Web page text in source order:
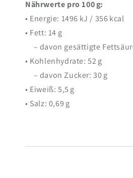
Nährwerte pro 100 g:
• Energie: 1496 kJ / 356 kcal
• Fett: 14 g
– davon gesättigte
• Kohlenhydrate: 52 g
– davon Zucker: 30 g
• Eiweiß: 5,5 g
• Salz: 0,69 g